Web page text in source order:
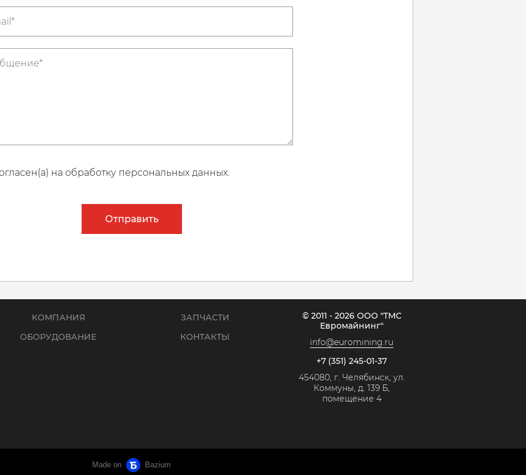
на обработку персональных данных.
Отправить
КОМПАНИЯ
ОБОРУДОВАНИЕ
ЗАПЧАСТИ
КОНТАКТЫ
© 2011 - 2026 ООО "ТМС
Евромайнинг"
info@euromining.ru
+7 (351) 245-01-37
454080, г. Челябинск, ул.
Коммуны, д. 139 Б,
помещение 4
Made on Bazium